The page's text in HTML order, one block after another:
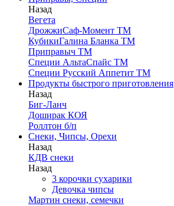
Назад
Вегета
ДрожжиСаф-Момент ТМ
КубикиГалина Бланка ТМ
Приправыч ТМ
Специи АльтаСпайс ТМ
Специи Русский Аппетит ТМ
Продукты быстрого приготовления
Назад
Биг-Ланч
Доширак КОЯ
Роллтон б/п
Снеки, Чипсы, Орехи
Назад
КДВ снеки
Назад
3 корочки сухарики
Девочка чипсы
Мартин снеки, семечки